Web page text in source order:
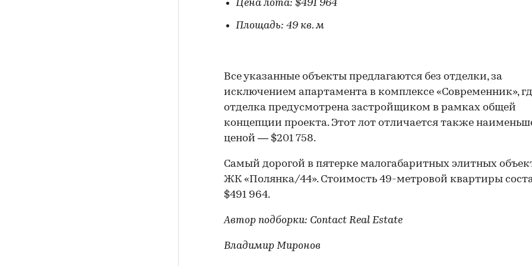
Цена лота: $491 964
Площадь: 49 кв. м
Все указанные объекты предлагаются без отделки, за
исключением апартамента в комплексе «Современник»,
отделка предусмотрена застройщиком в рамках общей
концепции проекта. Этот лот отличается также
ценой — $201 758.
Самый дорогой в пятерке малогабаритных элитных
ЖК «Полянка/44». Стоимость 49-метровой квартиры
$491 964.
Автор подборки: Contact Real Estate
Владимир Миронов